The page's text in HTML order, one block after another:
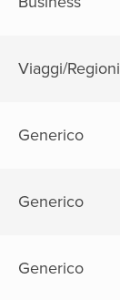
Viaggi/Regioni
Generico
Generico
Generico